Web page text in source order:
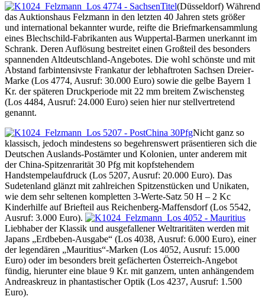
(Düsseldorf) Während
das Auktionshaus Felzmann in den letzten 40 Jahren stets größer
und international bekannter wurde, reifte die Briefmarkensammlung
eines Blechschild-Fabrikanten aus Wuppertal-Barmen unerkannt im
Schrank. Deren Auflösung bestreitet einen Großteil des besonders
spannenden Altdeutschland-Angebotes. Die wohl schönste und mit
Abstand farbintensivste Frankatur der lebhaftroten Sachsen Dreier-
Marke (Los 4774, Ausruf: 30.000 Euro) sowie die gelbe Bayern 1
Kr. der späteren Druckperiode mit 22 mm breitem Zwischensteg
(Los 4484, Ausruf: 24.000 Euro) seien hier nur stellvertretend
genannt.
Nicht ganz so
klassisch, jedoch mindestens so begehrenswert präsentieren sich die
Deutschen Auslands-Postämter und Kolonien, unter anderem mit
der China-Spitzenrarität 30 Pfg mit kopfstehendem
Handstempelaufdruck (Los 5207, Ausruf: 20.000 Euro). Das
Sudetenland glänzt mit zahlreichen Spitzenstücken und Unikaten,
wie dem sehr seltenen kompletten 3-Werte-Satz 50 H – 2 Kc
Kinderhilfe auf Briefteil aus Reichenberg-Maffensdorf (Los 5542,
Ausruf: 3.000 Euro).
Liebhaber der Klassik und ausgefallener Weltraritäten werden mit
Japans „Erdbeben-Ausgabe“ (Los 4038, Ausruf: 6.000 Euro), einer
der legendären „Mauritius“-Marken (Los 4052, Ausruf: 15.000
Euro) oder im besonders breit gefächerten Österreich-Angebot
fündig, hierunter eine blaue 9 Kr. mit ganzem, unten anhängendem
Andreaskreuz in phantastischer Optik (Los 4237, Ausruf: 1.500
Euro).